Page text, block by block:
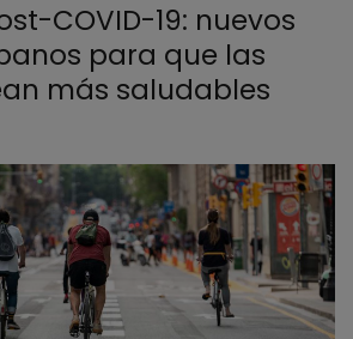
COVID-19: nuevos
para que las
más saludables